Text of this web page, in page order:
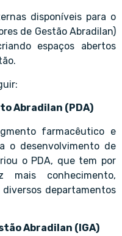
disponíveis para o
de Gestão Abradilan)
espaços abertos
Abradilan (PDA)
farmacêutico e
o desenvolvimento de
o PDA, que tem por
mais conhecimento,
departamentos
Abradilan (IGA)